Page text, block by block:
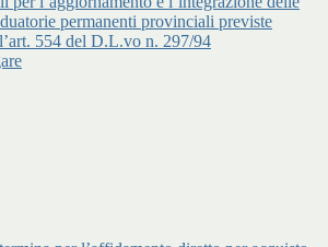
permanenti provinciali previste
554 del D.L.vo n. 297/94